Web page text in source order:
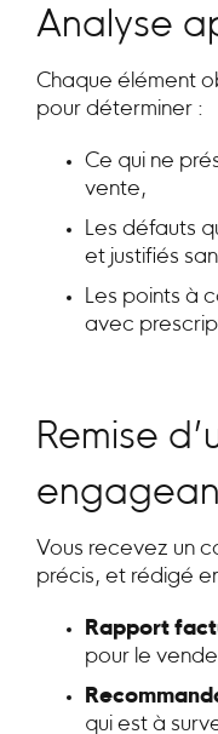
Analyse
Chaque élément
pour déterminer :
Ce qui ne
vente,
Les défauts
et justifiés
Les points à
avec
Remise
Vous recevez un
précis, et rédigé
Rapport
pour le
qui est à